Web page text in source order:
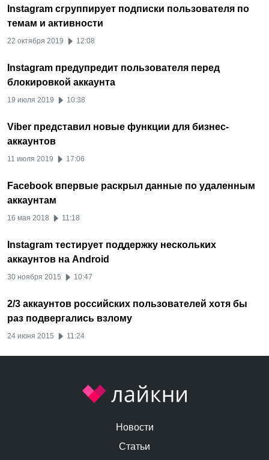
Instagram сгруппирует подписки пользователя по
темам и активности
22 октября 2019 12:08
Instagram предупредит пользователя перед
блокировкой аккаунта
19 июля 2019 10:38
Viber представил новые функции для бизнес-
аккаунтов
11 июля 2019 17:06
Facebook впервые раскрыл данные по удаленным
аккаунтам
16 мая 2018 11:18
Instagram тестирует поддержку нескольких
аккаунтов на Android
30 ноября 2015 10:47
2/3 аккаунтов российских пользователей хотя бы
раз подвергались взлому
24 июня 2015 11:24
Новости
Статьи